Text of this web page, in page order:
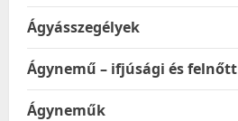
Ágyásszegélyek
Ágynemű – ifjúsági és felnőtt
Ágyneműk